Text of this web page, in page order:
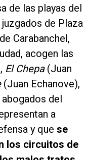
de las playas del
de Plaza
Carabanchel,
acogen las
El Chepa(Juan
(Juan Echanove),
del
a
y que se
los circuitos de